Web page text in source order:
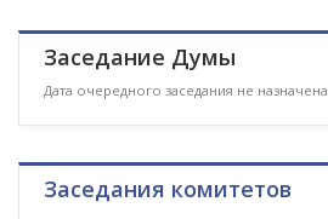
Заседание Думы
Дата очередного заседания не назначена
Заседания комитетов